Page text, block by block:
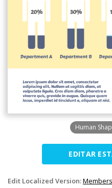
Human
EDITAR
Edit Localized Version: